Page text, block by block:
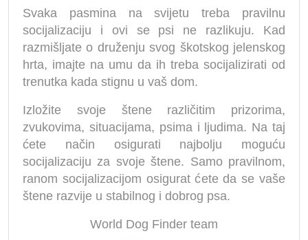
Svaka pasmina na svijetu treba pravilnu
socijalizaciju i ovi se psi ne razlikuju. Kad
razmišljate o druženju svog škotskog jelenskog
hrta, imajte na umu da ih treba socijalizirati od
trenutka kada stignu u vaš dom.
Izložite svoje štene različitim prizorima,
zvukovima, situacijama, psima i ljudima. Na taj
ćete način osigurati najbolju moguću
socijalizaciju za svoje štene. Samo pravilnom,
ranom socijalizacijom osigurat ćete da se vaše
štene razvije u stabilnog i dobrog psa.
World Dog Finder team